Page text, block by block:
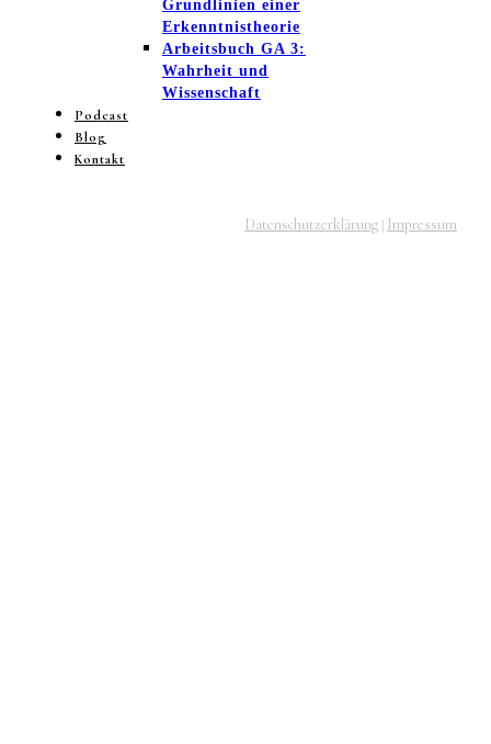
Grundlinien einer
Erkenntnistheorie
Arbeitsbuch GA 3:
Wahrheit und
Wissenschaft
Podcast
Blog
Kontakt
Datenschutzerklärung | Impressum